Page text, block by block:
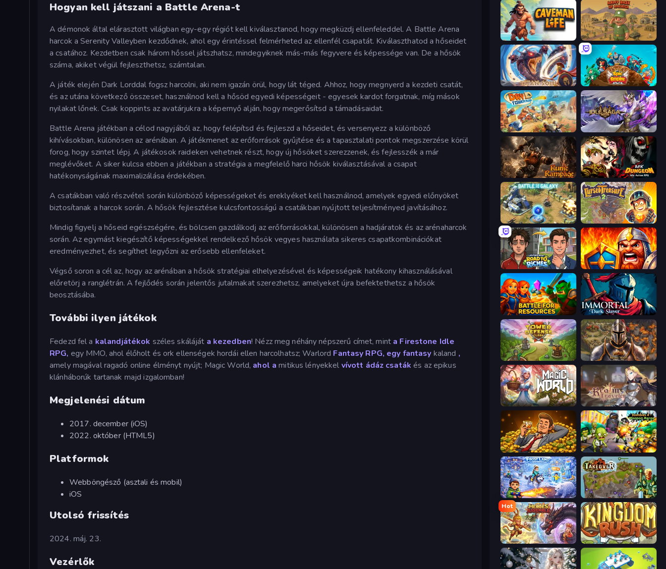
Hogyan kell játszani a Battle Arena-t
A démonok által elárasztott világban egy-egy régiót kell kiválasztanod, hogy megküzdj ellenfeleddel. A Battle Arena
harcok a Serenity Valleyben kezdődnek, ahol egy érintéssel felmérheted az ellenfél csapatát. Kiválaszthatod a hőseidet
a csatához. Kezdetben csak három hőssel játszhatsz, mindegyiknek más-más fegyvere és képessége van. De a hősök
száma, akiket végül fejleszthetsz, számtalan.
A játék elején Dark Lorddal fogsz harcolni, aki nem igazán örül, hogy lát téged. Ahhoz, hogy megnyerd a kezdeti csatát,
és az utána következő összeset, használnod kell a hősöd egyedi képességeit - egyesek kardot forgatnak, míg mások
nyilakat lőnek. Csak koppints az avatárjukra a képernyő alján, hogy megerősítsd a támadásaidat.
Battle Arena játékban a célod nagyjából az, hogy felépítsd és fejleszd a hőseidet, és versenyezz a különböző
kihívásokban, különösen az arénában. A játékmenet az erőforrások gyűjtése és a tapasztalati pontok megszerzése körül
forog, hogy szintet lépj. A játékosok raideken vehetnek részt, hogy új hősöket szerezzenek, és fejlesszék a már
meglévőket. A siker kulcsa ebben a játékban a stratégia a megfelelő harci hősök kiválasztásával a csapat
hatékonyságának maximalizálása érdekében.
A csatákban való részvétel során különböző képességeket és ereklyéket kell használnod, amelyek egyedi előnyöket
biztosítanak a harcok során. A hősök fejlesztése kulcsfontosságú a csatákban nyújtott teljesítményed javításához.
Mindig figyelj a hőseid egészségére, és bölcsen gazdálkodj az erőforrásokkal, különösen a hadjáratok és az arénaharcok
során. Az egymást kiegészítő képességekkel rendelkező hősök vegyes használata sikeres csapatkombinációkat
eredményezhet, és segíthet legyőzni az erősebb ellenfeleket.
Végső soron a cél az, hogy az arénában a hősök stratégiai elhelyezésével és képességeik hatékony kihasználásával
előretörj a ranglétrán. A fejlődés során jelentős jutalmakat szerezhetsz, amelyeket újra befektethetsz a hősök
beosztásába.
További ilyen játékok
Fedezd fel a kalandjátékok széles skáláját a kezedben! Nézz meg néhány népszerű címet, mint a Firestone Idle
RPG, egy MMO, ahol élőholt és ork ellenségek hordái ellen harcolhatsz; Warlord Fantasy RPG, egy fantasy kaland ,
amely magával ragadó online élményt nyújt; Magic World, ahol a mitikus lényekkel vívott ádáz csaták és az epikus
klánháborúk tartanak majd izgalomban!
Megjelenési dátum
2017. december (iOS)
2022. október (HTML5)
Platformok
Webböngésző (asztali és mobil)
iOS
Utolsó frissítés
2024. máj. 23.
Vezérlők
Caveman Life Army Base Of America
Titan Soul: Action RPG Epic Empire: Tower Defense
Day D Tower Rush Idle Saga
Runic Rampage AFK Dungeon: Idle Action RPG
Battle for the Galaxy Cursed Treasure 2
Life Simulator: Road to Riches WarLink: Crown & Clash
Battle for Resources Immortal: Dark Slayer
Tower Defense Clash Khan Wars
Magic World Realm Traveler
Idle Billionaire Tycoon Zombies 4 Weapon Merge
Frost Land - Snow Survival Takeover
Hot
Heroes Assemble Kingdom Rush